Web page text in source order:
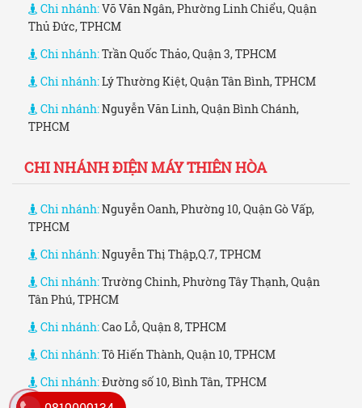
Chi nhánh:Võ Văn Ngân, Phường Linh Chiểu, Quận
Thủ Đức, TPHCM
Chi nhánh:Trần Quốc Thảo, Quận 3, TPHCM
Chi nhánh:Lý Thường Kiệt, Quận Tân Bình, TPHCM
Chi nhánh:Nguyễn Văn Linh, Quận Bình Chánh,
TPHCM
CHI NHÁNH ĐIỆN MÁY THIÊN HÒA
Chi nhánh:Nguyễn Oanh, Phường 10, Quận Gò Vấp,
TPHCM
Chi nhánh:Nguyễn Thị Thập,Q.7, TPHCM
Chi nhánh:Trường Chinh, Phường Tây Thạnh, Quận
Tân Phú, TPHCM
Chi nhánh:Cao Lỗ, Quận 8, TPHCM
Chi nhánh:Tô Hiến Thành, Quận 10, TPHCM
Chi nhánh:Đường số 10, Bình Tân, TPHCM